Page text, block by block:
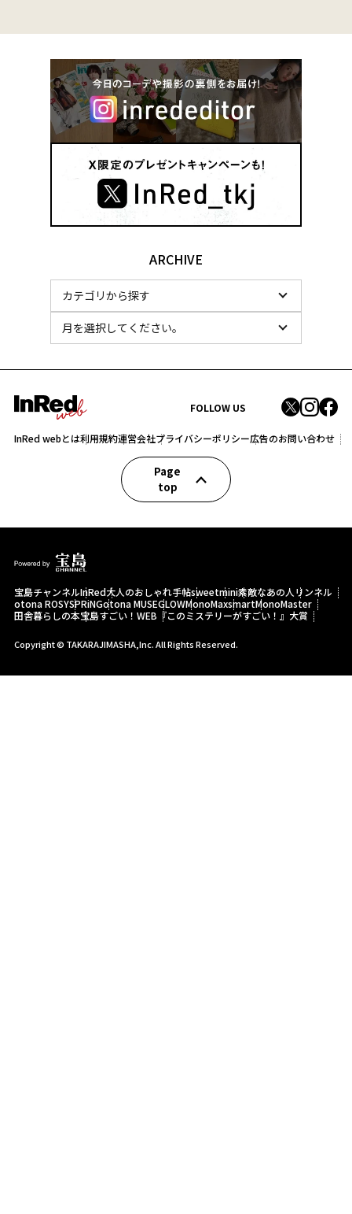
ARCHIVE
FOLLOW US
InRed webとは利用規約運営会社プライバシーポリシー広告のお問い合わせ
Page
top
宝島チャンネルInRed大人のおしゃれ手帖sweetmini素敵なあの人 リンネル
otona ROSYSPRiNGotona MUSEGLOWMonoMaxsmartMonoMaster
田舎暮らしの本宝島すごい！WEB 『このミステリーがすごい！』大賞
Copyright © TAKARAJIMASHA,Inc. All Rights Reserved.